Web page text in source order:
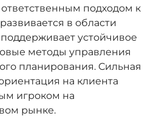
подходом к
в области
устойчивое
методы управления
планирования. Сильная
на клиента
игроком на
рынке.